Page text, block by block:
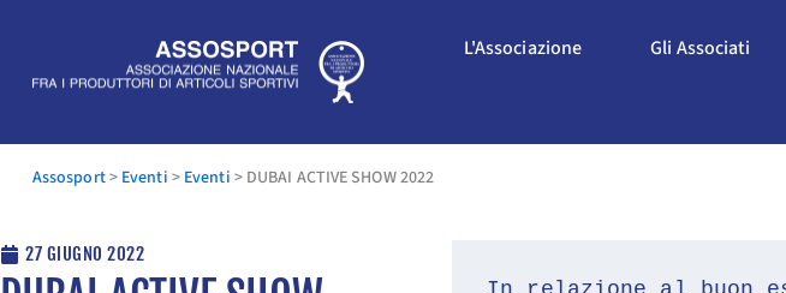
contenuto
L'Associazione Apri L'Associazione
Gli Associati
Assosport> Eventi > Eventi > DUBAI ACTIVE SHOW 2022
27 GIUGNO 2022